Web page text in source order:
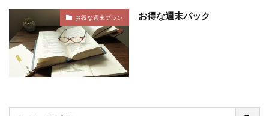
お得な週末プラン お得な週末パック